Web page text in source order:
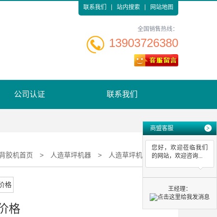
联系我们 站内搜索 网站地图
全国销售热线：
13903726380
公司认证 联系我们
胶机首页 > 人造草坪机器 > 人造草坪机器价格
格
商盟客服 >
您好，欢迎莅临我们
的网站，欢迎咨询...
王经理：